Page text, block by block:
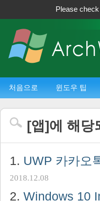
Please
처음으로 윈도우 팁
[앱]에 해당
UWP 카카오
2018.12.08
Windows 10